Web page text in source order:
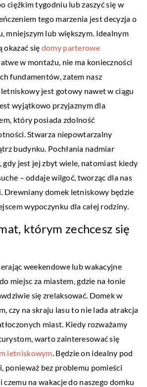
ciężkim tygodniu lub zaszyć się w
tego marzenia jest decyzja o
mniejszym lub większym. Idealnym
okazać się domy parterowe
łatwe w montażu, nie ma konieczności
fundamentów, zatem nasz
jest gotowy nawet w ciągu
wyjątkowo przyjaznym dla
który posiada zdolność
Stwarza niepowtarzalny
budynku. Pochłania nadmiar
gdy jest jej zbyt wiele, natomiast kiedy
– oddaje wilgoć, tworząc dla nas
Drewniany domek letniskowy będzie
wypoczynku dla całej rodziny.
którym zechcesz się
weekendowe lub wakacyjne
miejsc za miastem, gdzie na łonie
się zrelaksować. Domek w
czy na skraju lasu to nie lada atrakcja
miast. Kiedy rozważamy
warto zainteresować się
letniskowym . Będzie on idealny pod
ponieważ bez problemu pomieści
czemu na wakacje do naszego domku